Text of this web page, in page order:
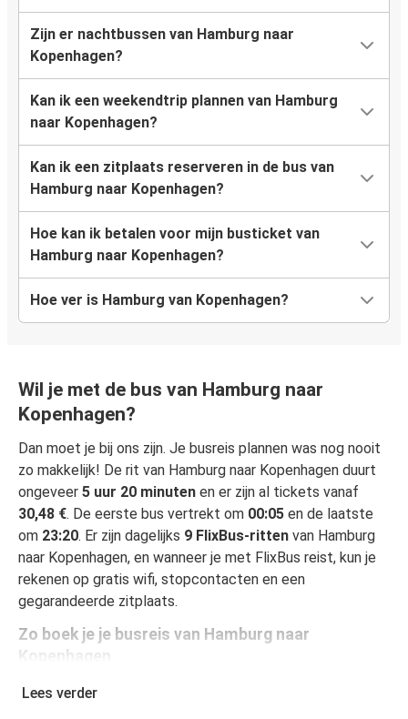
Zijn er nachtbussen van Hamburg naar
Kopenhagen?
Kan ik een weekendtrip plannen van Hamburg
naar Kopenhagen?
Kan ik een zitplaats reserveren in de bus van
Hamburg naar Kopenhagen?
Hoe kan ik betalen voor mijn busticket van
Hamburg naar Kopenhagen?
Hoe ver is Hamburg van Kopenhagen?
Wil je met de bus van Hamburg naar
Kopenhagen?
Dan moet je bij ons zijn. Je busreis plannen was nog nooit
zo makkelijk! De rit van Hamburg naar Kopenhagen duurt
ongeveer 5 uur 20 minuten en er zijn al tickets vanaf
30,48 €. De eerste bus vertrekt om 00:05 en de laatste
om 23:20. Er zijn dagelijks 9 FlixBus-ritten van Hamburg
naar Kopenhagen, en wanneer je met FlixBus reist, kun je
rekenen op gratis wifi, stopcontacten en een
gegarandeerde zitplaats.
Zo boek je je busreis van Hamburg naar
Kopenhagen
Een reis boeken bij FlixBus is heel simpel: dat kan op deze
Lees verder